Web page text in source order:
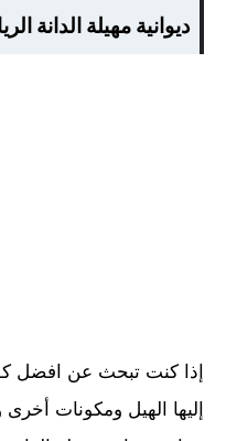
ديوانية مهيلة الدانة
إذا كنت تبحث عن افضل
إليها الهيل ومكونات